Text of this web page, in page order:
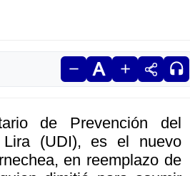
de Prevención del
Lira (UDI), es el nuevo
en reemplazo de